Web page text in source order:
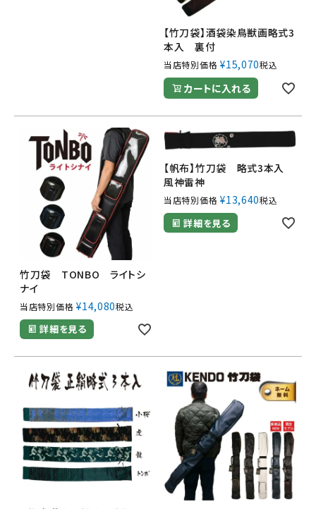
【竹刀袋】酒袋染鳥獣画略式3
本入 裏付
当店特別価格 ¥15,070税込
カートに入れる
竹刀袋 TONBO ライトシ
ナイ
当店特別価格 ¥14,080税込
詳細を見る
【帆布】竹刀袋 略式3本入
風神雷神
当店特別価格 ¥13,640税込
詳細を見る